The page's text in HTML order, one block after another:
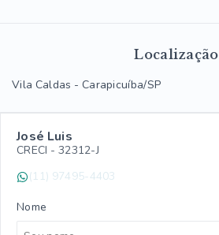
Localização
Vila Caldas - Carapicuíba/SP
José Luis
CRECI - 32312-J
(11) 97495-4403
Nome